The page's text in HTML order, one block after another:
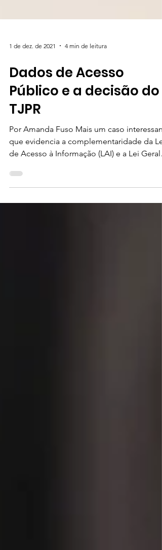
1 de dez. de 2021 4 min de leitura
Dados de Acesso
Público e a decisão do
TJPR
Por Amanda Fuso Mais um caso
que evidencia a complementaridade da Lei